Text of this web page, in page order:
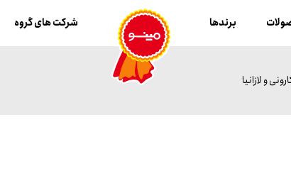
برندها شرکت های گروه
و لازانیا